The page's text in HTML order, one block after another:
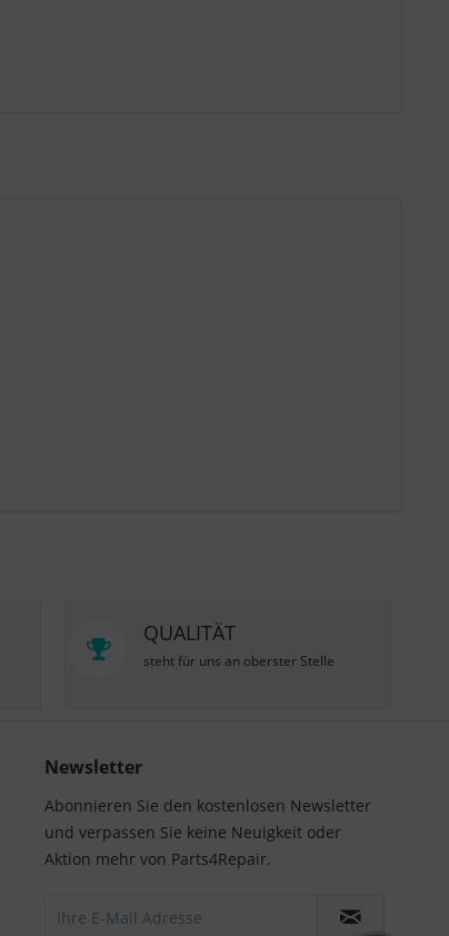
QUALITÄT
steht für uns an oberster Stelle
Newsletter
Abonnieren Sie den kostenlosen Newsletter
und verpassen Sie keine Neuigkeit oder
Aktion mehr von Parts4Repair.